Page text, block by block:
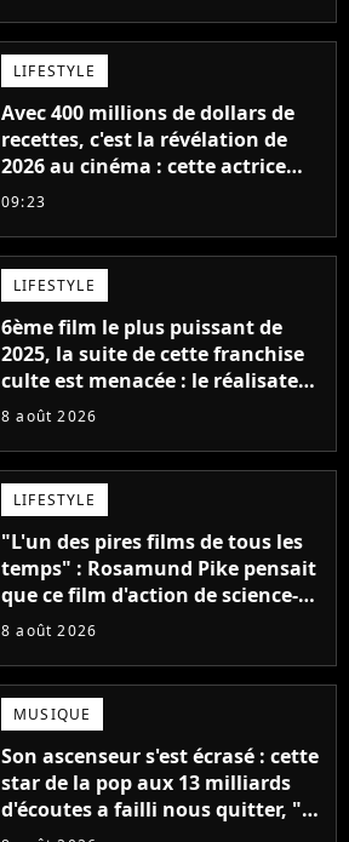
LIFESTYLE
Avec 400 millions de dollars de
recettes, c'est la révélation de
2026 au cinéma : cette actrice
adorée prête à remplacer
09:23
LIFESTYLE
6ème film le plus puissant de
2025, la suite de cette franchise
culte est menacée : le réalisateur
claque la porte pour "différends
8 août 2026
LIFESTYLE
"L'un des pires films de tous les
temps" : Rosamund Pike pensait
que ce film d'action de science-
fiction avec Dwayne Johnson
8 août 2026
MUSIQUE
Son ascenseur s'est écrasé : cette
star de la pop aux 13 milliards
d'écoutes a failli nous quitter, "Je
pensais ne plus jamais chanter"